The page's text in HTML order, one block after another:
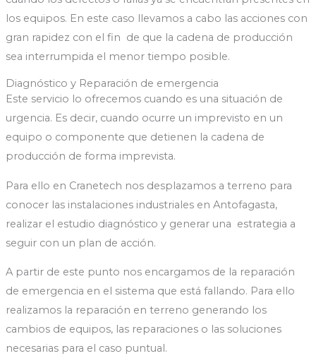
los equipos. En este caso llevamos a cabo las acciones con
gran rapidez con el fin de que la cadena de producción
sea interrumpida el menor tiempo posible.
Diagnóstico y Reparación de emergencia
Este servicio lo ofrecemos cuando es una situación de
urgencia. Es decir, cuando ocurre un imprevisto en un
equipo o componente que detienen la cadena de
producción de forma imprevista.
Para ello en Cranetech nos desplazamos a terreno para
conocer las instalaciones industriales en Antofagasta,
realizar el estudio diagnóstico y generar una estrategia a
seguir con un plan de acción.
A partir de este punto nos encargamos de la reparación
de emergencia en el sistema que está fallando. Para ello
realizamos la reparación en terreno generando los
cambios de equipos, las reparaciones o las soluciones
necesarias para el caso puntual.